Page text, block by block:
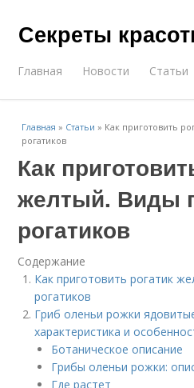
Секреты
Главная Новости Статьи
Главная » Статьи » Как приготовить
рогатиков
Как
желтый. Виды
рогатиков
Содержание
Как приготовить рогатик
рогатиков
Гриб оленьи рожки
характеристика и
Ботаническое описание
Грибы оленьи рожки:
Где растет